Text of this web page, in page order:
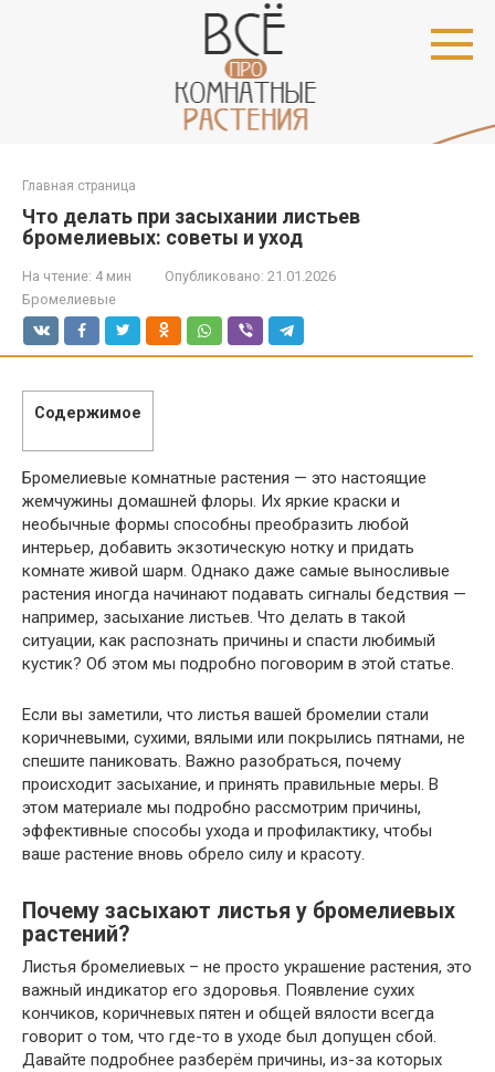
Главная страница
Что делать при засыхании листьев
бромелиевых: советы и уход
На чтение: 4 мин Опубликовано: 21.01.2026
Бромелиевые
Содержимое
Бромелиевые комнатные растения — это настоящие
жемчужины домашней флоры. Их яркие краски и
необычные формы способны преобразить любой
интерьер, добавить экзотическую нотку и придать
комнате живой шарм. Однако даже самые выносливые
растения иногда начинают подавать сигналы бедствия —
например, засыхание листьев. Что делать в такой
ситуации, как распознать причины и спасти любимый
кустик? Об этом мы подробно поговорим в этой статье.
Если вы заметили, что листья вашей бромелии стали
коричневыми, сухими, вялыми или покрылись пятнами, не
спешите паниковать. Важно разобраться, почему
происходит засыхание, и принять правильные меры. В
этом материале мы подробно рассмотрим причины,
эффективные способы ухода и профилактику, чтобы
ваше растение вновь обрело силу и красоту.
Почему засыхают листья у бромелиевых
растений?
Листья бромелиевых – не просто украшение растения, это
важный индикатор его здоровья. Появление сухих
кончиков, коричневых пятен и общей вялости всегда
говорит о том, что где-то в уходе был допущен сбой.
Давайте подробнее разберём причины, из-за которых